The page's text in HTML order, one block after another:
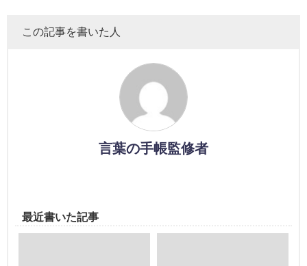
この記事を書いた人
言葉の手帳監修者
最近書いた記事